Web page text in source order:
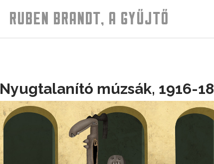
RUBEN BRANDT, A GYŰJTŐ
Nyugtalanító múzsák, 1916-18